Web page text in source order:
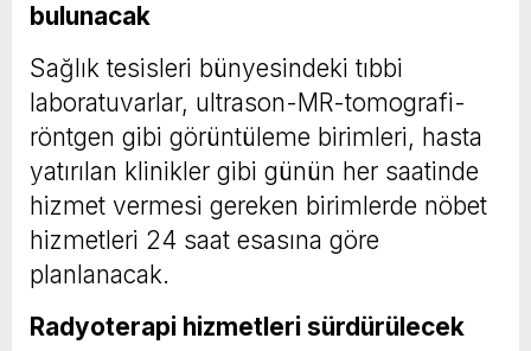
bulunacak
Sağlık tesisleri bünyesindeki tıbbi
laboratuvarlar, ultrason-MR-tomografi-
röntgen gibi görüntüleme birimleri, hasta
yatırılan klinikler gibi günün her saatinde
hizmet vermesi gereken birimlerde nöbet
hizmetleri 24 saat esasına göre
planlanacak.
Radyoterapi hizmetleri sürdürülecek